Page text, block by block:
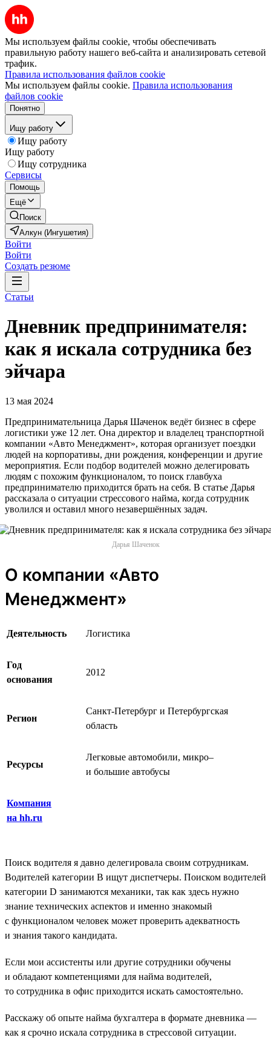
Мы используем файлы cookie, чтобы обеспечивать
правильную работу нашего веб-сайта и анализировать сетевой
трафик.
Правила использования файлов cookie
Мы используем файлы cookie. Правила использования
файлов cookie
Понятно
Ищу работу
Ищу работу
Ищу работу
Ищу сотрудника
Сервисы
Помощь
Ещё
Поиск
Алкун (Ингушетия)
Войти
Войти
Создать резюме
Статьи
Дневник предпринимателя:
как я искала сотрудника без
эйчара
13 мая 2024
Предпринимательница Дарья Шаченок ведёт бизнес в сфере
логистики уже 12 лет. Она директор и владелец транспортной
компании «Авто Менеджмент», которая организует поездки
людей на корпоративы, дни рождения, конференции и другие
мероприятия. Если подбор водителей можно делегировать
людям с похожим функционалом, то поиск главбуха
предпринимателю приходится брать на себя. В статье Дарья
рассказала о ситуации стрессового найма, когда сотрудник
уволился и оставил много незавершённых задач.
Дарья Шаченок
О компании «Авто
Менеджмент»
Деятельность Логистика
Год
основания
2012
Регион
Санкт-Петербург и Петербургская
область
Ресурсы
Легковые автомобили, микро‒
и большие автобусы
Компания
на hh.ru
Поиск водителя я давно делегировала своим сотрудникам.
Водителей категории B ищут диспетчеры. Поиском водителей
категории D занимаются механики, так как здесь нужно
знание технических аспектов и именно знакомый
с функционалом человек может проверить адекватность
и знания такого кандидата.
Если мои ассистенты или другие сотрудники обучены
и обладают компетенциями для найма водителей,
то сотрудника в офис приходится искать самостоятельно.
Расскажу об опыте найма бухгалтера в формате дневника —
как я срочно искала сотрудника в стрессовой ситуации.